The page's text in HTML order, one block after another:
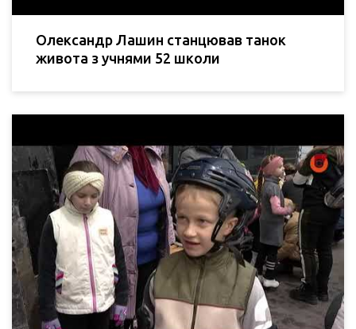
Олександр Лашин станцював танок
живота з учнями 52 школи